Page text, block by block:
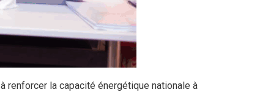
renforcer la capacité énergétique nationale à